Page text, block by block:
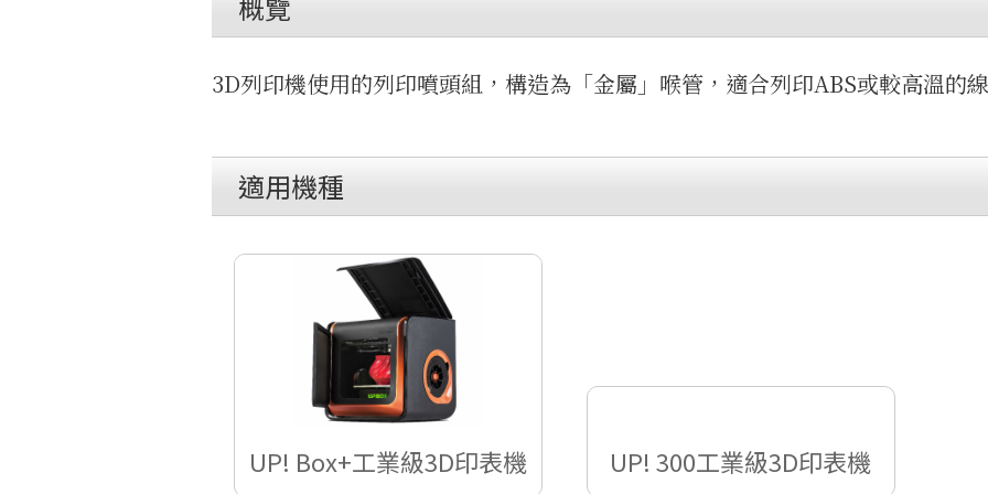
3D列印機使用的列印噴頭組，構造為「金屬」喉管，適合列印ABS或較高溫的
適用機種
UP! Box+工業級3D印表機 UP! 300工業級3D印表機